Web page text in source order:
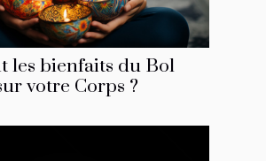
les bienfaits du Bol
votre Corps ?